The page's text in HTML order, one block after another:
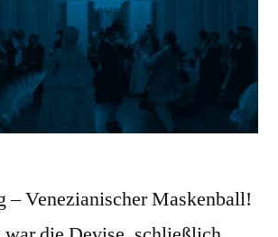
– Venezianischer Maskenball!